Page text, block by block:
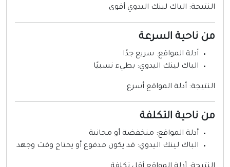
الباك لينك اليدوي أقوى
ناحية السرعة
أدلة المواقع: سريع جدًا
الباك لينك اليدوي: بطيء نسبيًا
أدلة المواقع أسرع
ناحية التكلفة
أدلة المواقع: منخفضة أو مجانية
الباك لينك اليدوي: قد يكون مدفوع أو يحتاج وقت وجهد